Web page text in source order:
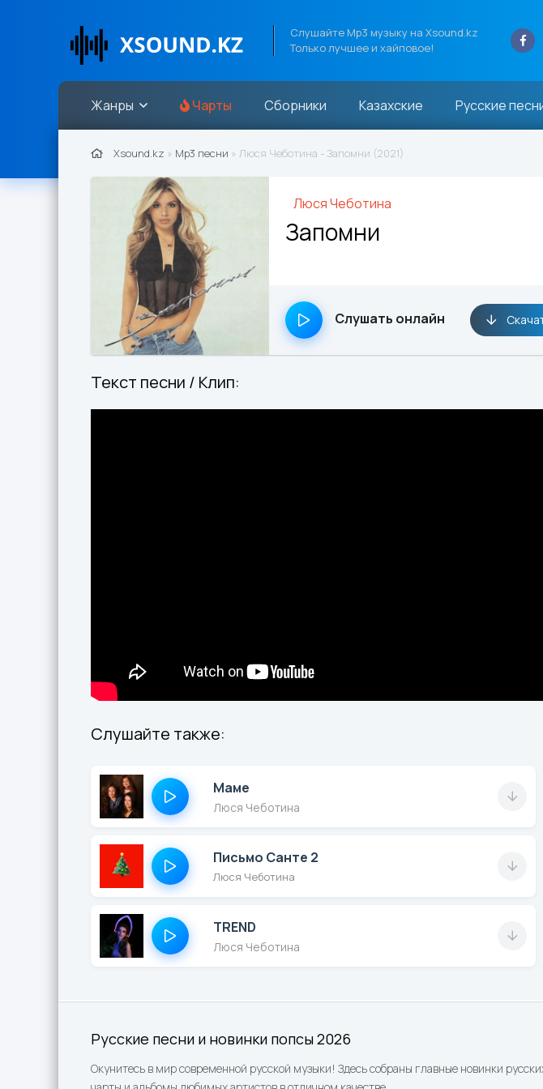
Слушайте Mp3 музыку на Xsound.kz
Только лучшее и хайповое!
Жанры Чарты Сборники Казахские Русские
Русские песни и новинки попсы 2026
Окунитесь в мир современной русской музыки! Здесь собраны главные новинки
Xsound.kz » Mp3 песни » Люся Чеботина - Запомни (2021)
Люся Чеботина
Запомни
Слушать онлайн
Текст песни / Клип:
Слушайте также:
Маме
Люся Чеботина
Письмо Санте 2
Люся Чеботина
TREND
Люся Чеботина